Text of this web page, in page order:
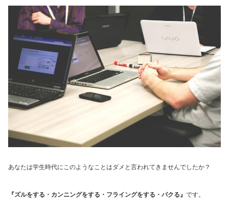
あなたは学生時代にこのようなことはダメと言われてきませんでしたか？
『ズルをする・カンニングをする・フライングをする・パクる』 です。